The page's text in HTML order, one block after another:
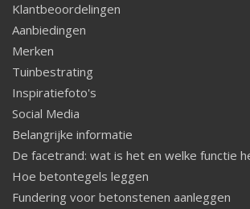
Klantbeoordelingen
Aanbiedingen
Merken
Tuinbestrating
Inspiratiefoto's
Social Media
Belangrijke informatie
De facetrand: wat is het en welke functie
Hoe betontegels leggen
Fundering voor betonstenen aanleggen